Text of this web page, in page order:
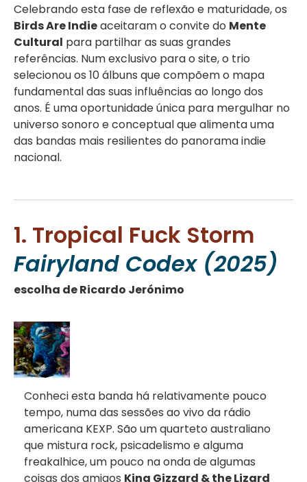
Celebrando esta fase de reflexão e maturidade, os
Birds Are Indieaceitaram o convite do Mente
Cultural para partilhar as suas grandes
referências. Num exclusivo para o site, o trio
selecionou os 10 álbuns que compõem o mapa
fundamental das suas influências ao longo dos
anos. É uma oportunidade única para mergulhar no
universo sonoro e conceptual que alimenta uma
das bandas mais resilientes do panorama indie
nacional.
1. Tropical Fuck Storm
Fairyland Codex (2025)
escolha de Ricardo Jerónimo
Conheci esta banda há relativamente pouco
tempo, numa das sessões ao vivo da rádio
americana KEXP. São um quarteto australiano
que mistura rock, psicadelismo e alguma
freakalhice, um pouco na onda de algumas
coisas dos amigos King Gizzard & the Lizard